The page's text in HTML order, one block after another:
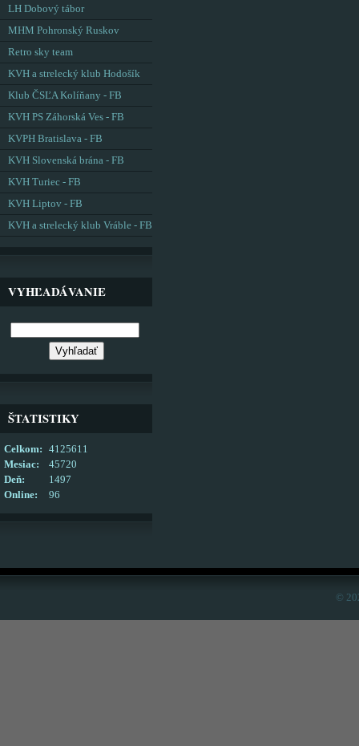
LH Dobový tábor
MHM Pohronský Ruskov
Retro sky team
KVH a strelecký klub Hodošík
Klub ČSĽA Kolíňany - FB
KVH PS Záhorská Ves - FB
KVPH Bratislava - FB
KVH Slovenská brána - FB
KVH Turiec - FB
KVH Liptov - FB
KVH a strelecký klub Vráble - FB
VYHĽADÁVANIE
ŠTATISTIKY
Online: 96
Celkom:
4125611
Mesiac:
45720
Deň:
1497
©